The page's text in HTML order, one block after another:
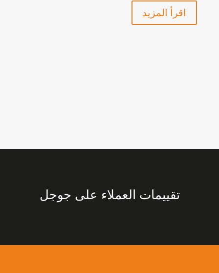
اقرأ المزيد
تقييمات العملاء على جوجل